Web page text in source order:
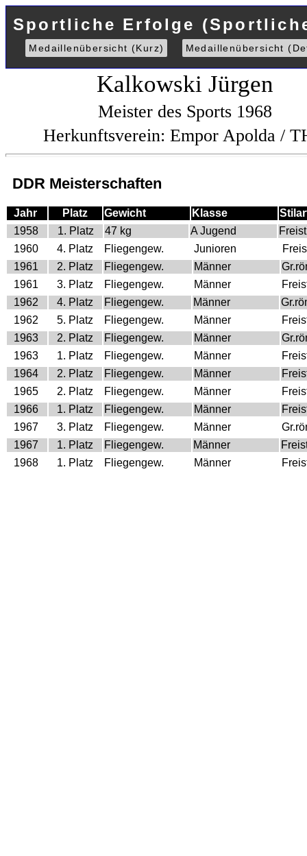
Sportliche Erfolge
Medaillenübersicht (Kurz) Medaillenübersicht
Kalkowski Jürgen
Meister des Sports 1968
Herkunftsverein: Empor Apolda /
DDR Meisterschaften
Jahr Platz Gewicht Klasse
1958
1. Platz 47 kg A Jugend
1960
4. Platz Fliegengew. Junioren
1961
2. Platz Fliegengew. Männer
1961
3. Platz Fliegengew. Männer
1962
4. Platz Fliegengew. Männer
1962
5. Platz Fliegengew. Männer
1963
2. Platz Fliegengew. Männer
1963
1. Platz Fliegengew. Männer
1964
2. Platz Fliegengew. Männer
1965
2. Platz Fliegengew. Männer
1966
1. Platz Fliegengew. Männer
1967
3. Platz Fliegengew. Männer
1967
1. Platz Fliegengew. Männer
1968
1. Platz Fliegengew. Männer